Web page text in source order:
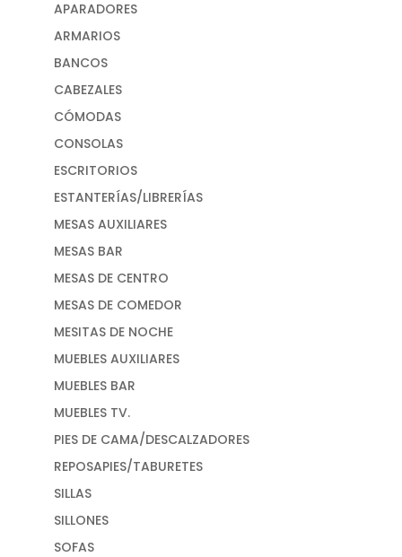
APARADORES
ARMARIOS
BANCOS
CABEZALES
CÓMODAS
CONSOLAS
ESCRITORIOS
ESTANTERÍAS/LIBRERÍAS
MESAS AUXILIARES
MESAS BAR
MESAS DE CENTRO
MESAS DE COMEDOR
MESITAS DE NOCHE
MUEBLES AUXILIARES
MUEBLES BAR
MUEBLES TV.
PIES DE CAMA/DESCALZADORES
REPOSAPIES/TABURETES
SILLAS
SILLONES
SOFAS